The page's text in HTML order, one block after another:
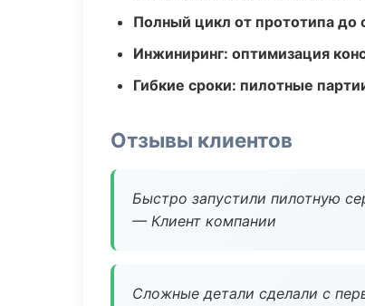
Полный цикл от прототипа до
Инжиниринг: оптимизация
Гибкие сроки: пилотные
Отзывы клиентов
Быстро запустили пилотную
— Клиент компании
Сложные детали сделали с